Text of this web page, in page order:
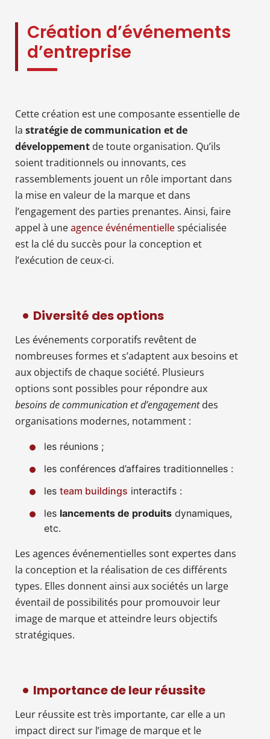
Création d’événements
d’entreprise
Cette création est une composante essentielle de
la stratégie de communication et de
développement de toute organisation. Qu’ils
soient traditionnels ou innovants, ces
rassemblements jouent un rôle important dans
la mise en valeur de la marque et dans
l’engagement des parties prenantes. Ainsi, faire
appel à uneagence événémentiellespécialisée
est la clé du succès pour la conception et
l’exécution de ceux-ci.
Diversité des options
Les événements corporatifs revêtent de
nombreuses formes et s’adaptent aux besoins et
aux objectifs de chaque société. Plusieurs
options sont possibles pour répondre aux
besoins de communication et d’engagementdes
organisations modernes, notamment :
les réunions ;
les conférences d’affaires traditionnelles :
les team buildings interactifs :
les lancements de produits dynamiques,
etc.
Les agences événementielles sont expertes dans
la conception et la réalisation de ces différents
types. Elles donnent ainsi aux sociétés un large
éventail de possibilités pour promouvoir leur
image de marque et atteindre leurs objectifs
stratégiques.
Importance de leur réussite
Leur réussite est très importante, car elle a un
impact direct sur l’image de marque et le